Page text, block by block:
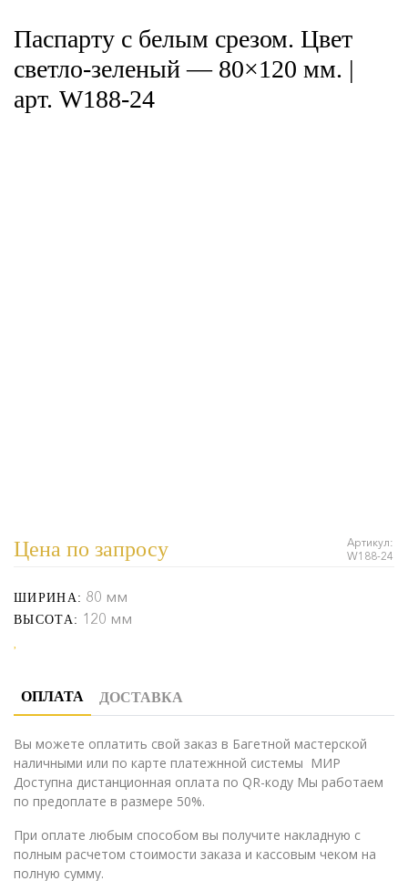
Паспарту с белым срезом. Цвет
светло-зеленый — 80×120 мм. |
арт. W188-24
Цена по запросу
Артикул:
W188-24
ШИРИНА: 80 мм
ВЫСОТА: 120 мм
ОПЛАТА ДОСТАВКА
Вы можете оплатить свой заказ в Багетной мастерской
наличными или по карте платежнной системы МИР
Доступна дистанционная оплата по QR-коду Мы работаем
по предоплате в размере 50%.
При оплате любым способом вы получите накладную с
полным расчетом стоимости заказа и кассовым чеком на
полную сумму.